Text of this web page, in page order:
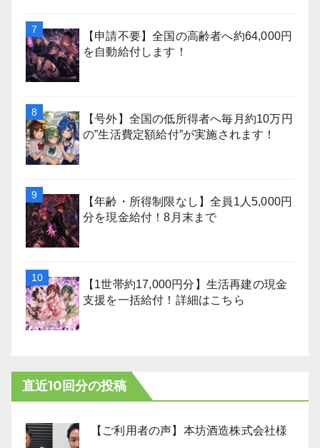
【申請不要】全国の高齢者へ約64,000円
を自動給付します！
【号外】全国の低所得者へ毎月約10万円
の”生活費定額給付”が実施されます！
【年齢・所得制限なし】全員1人5,000円
分を現金給付！8月末まで
【1世帯約17,000円分】生活再建の現金
支援を一括給付！詳細はこちら
直近10回分の投稿
【ご利用者の声】本坊酒造株式会社様